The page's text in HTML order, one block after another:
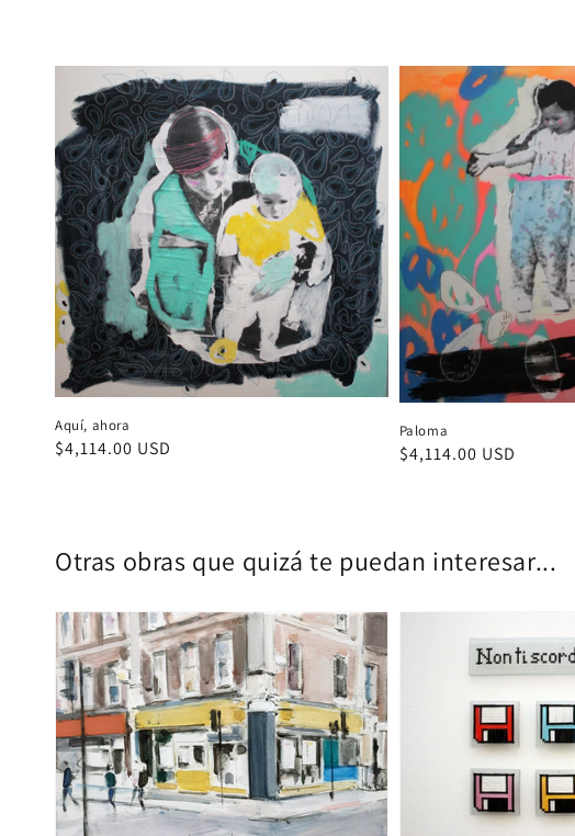
Aquí, ahora
Precio
$4,114.00 USD
Paloma
Precio
$4,114.00 USD
Otras obras que quizá te puedan interesar...